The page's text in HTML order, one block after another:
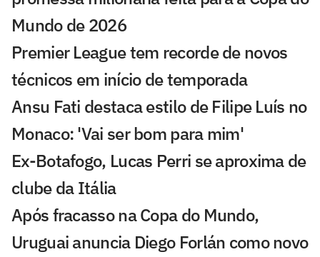
Mundo de 2026
Premier League tem recorde de novos
técnicos em início de temporada
Ansu Fati destaca estilo de Filipe Luís no
Monaco: 'Vai ser bom para mim'
Ex-Botafogo, Lucas Perri se aproxima de
clube da Itália
Após fracasso na Copa do Mundo,
Uruguai anuncia Diego Forlán como novo